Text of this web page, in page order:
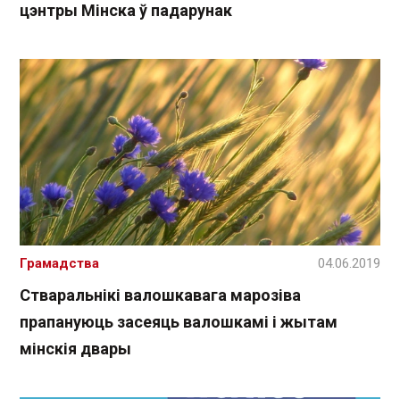
цэнтры Мінска ў падарунак
Стваральнікі валошкавага марозіва
прапануюць засеяць валошкамі і жытам
мінскія двары
Грамадства 04.06.2019